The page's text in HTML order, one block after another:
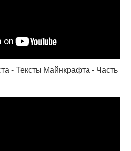
- Тексты Майнкрафта - Часть